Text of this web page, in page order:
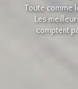
Toute comme
Les
comptent